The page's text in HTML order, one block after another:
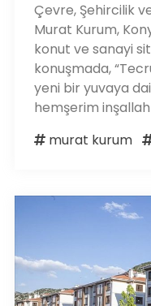
Çevre, Şehircilik
Murat Kurum,
konut ve sanayi
konuşmada,
yeni bir yuvaya
hemşerim
murat kurum